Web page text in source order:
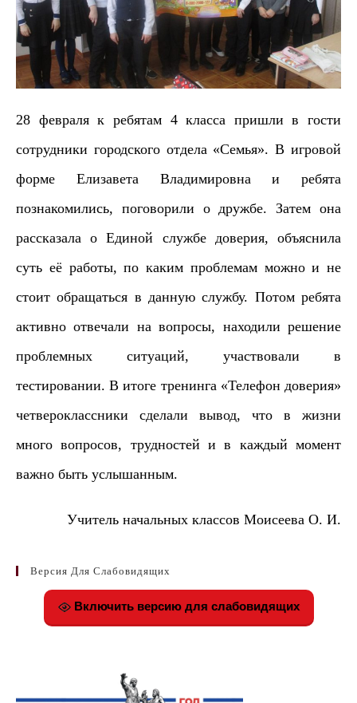
28 февраля к ребятам 4 класса пришли в гости
сотрудники городского отдела «Семья». В игровой
форме Елизавета Владимировна и ребята
познакомились, поговорили о дружбе. Затем она
рассказала о Единой службе доверия, объяснила
суть её работы, по каким проблемам можно и не
стоит обращаться в данную службу. Потом ребята
активно отвечали на вопросы, находили решение
проблемных ситуаций, участвовали в
тестировании. В итоге тренинга «Телефон доверия»
четвероклассники сделали вывод, что в жизни
много вопросов, трудностей и в каждый момент
важно быть услышанным.
Учитель начальных классов Моисеева О. И.
Версия Для Слабовидящих
Включить версию для слабовидящих